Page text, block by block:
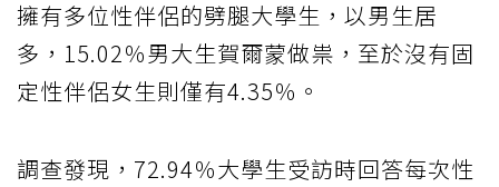
擁有多位性伴侶的劈腿大學生，以男生居
多，15.02％男大生賀爾蒙做祟，至於沒有固
定性伴侶女生則僅有4.35％。
調查發現，72.94％大學生受訪時回答每次性